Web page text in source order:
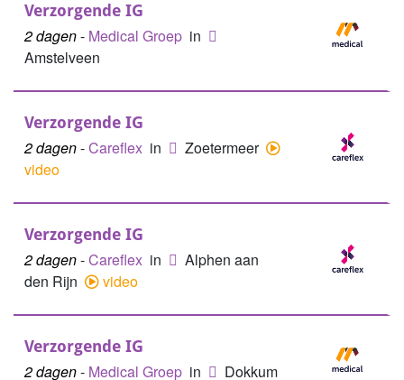
Verzorgende IG
2 dagen- Medical Groep in
Amstelveen
Verzorgende IG
2 dagen-Careflex in
Zoetermeer
video
Verzorgende IG
2 dagen-Careflex in
Alphen aan
den Rijn
video
Verzorgende IG
2 dagen- Medical Groep in Dokkum